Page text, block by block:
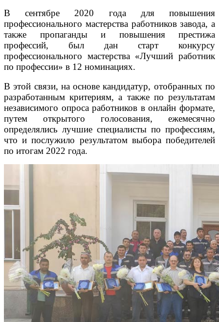
В сентябре 2020 года для повышения
профессионального мастерства работников завода, а
также пропаганды и повышения престижа
профессий, был дан старт конкурсу
профессионального мастерства «Лучший работник
по профессии» в 12 номинациях.
В этой связи, на основе кандидатур, отобранных по
разработанным критериям, а также по результатам
независимого опроса работников в онлайн формате,
путем открытого голосования, ежемесячно
определялись лучшие специалисты по профессиям,
что и послужило результатом выбора победителей
по итогам 2022 года.